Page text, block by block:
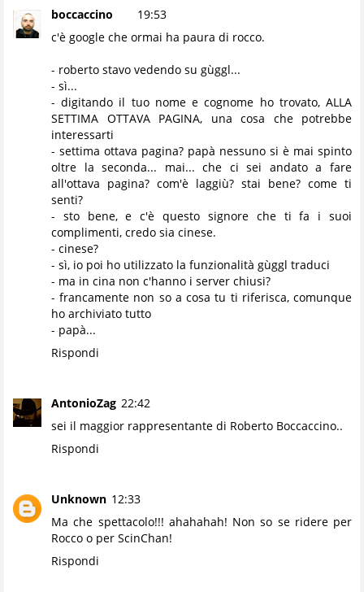
boccaccino
19:53
c'è google che ormai ha paura di rocco.
- roberto stavo vedendo su gùggl...
- sì...
- digitando il tuo nome e cognome ho trovato, ALLA
SETTIMA OTTAVA PAGINA, una cosa che potrebbe
interessarti
- settima ottava pagina? papà nessuno si è mai spinto
oltre la seconda... mai... che ci sei andato a fare
all'ottava pagina? com'è laggiù? stai bene? come ti
senti?
- sto bene, e c'è questo signore che ti fa i suoi
complimenti, credo sia cinese.
- cinese?
- sì, io poi ho utilizzato la funzionalità gùggl traduci
- ma in cina non c'hanno i server chiusi?
- francamente non so a cosa tu ti riferisca, comunque
ho archiviato tutto
- papà...
Rispondi
AntonioZag 22:42
sei il maggior rappresentante di Roberto Boccaccino..
Rispondi
Unknown 12:33
Ma che spettacolo!!! ahahahah! Non so se ridere per
Rocco o per ScinChan!
Rispondi